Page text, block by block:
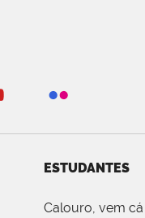
ESTUDANTES
Calouro, vem cá